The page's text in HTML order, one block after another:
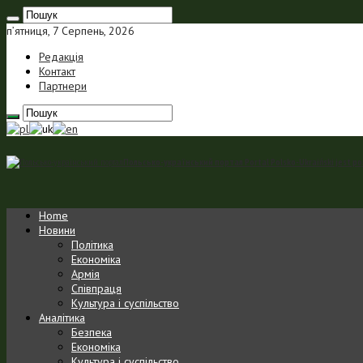
п’ятниця, 7 Серпень, 2026
Редакція
Контакт
Партнери
Home
Новини
Політика
Економіка
Армія
Співпраця
Культура і суспільство
Аналітика
Безпека
Економіка